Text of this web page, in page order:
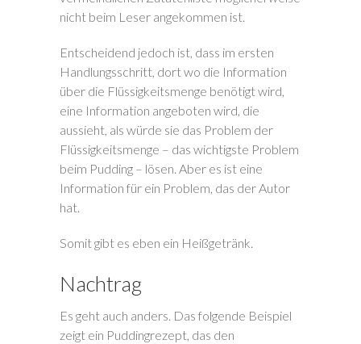
nicht beim Leser angekommen ist.
Entscheidend jedoch ist, dass im ersten
Handlungsschritt, dort wo die Information
über die Flüssigkeitsmenge benötigt wird,
eine Information angeboten wird, die
aussieht, als würde sie das Problem der
Flüssigkeitsmenge – das wichtigste Problem
beim Pudding – lösen. Aber es ist eine
Information für ein Problem, das der Autor
hat.
Somit gibt es eben ein Heißgetränk.
Nachtrag
Es geht auch anders. Das folgende Beispiel
zeigt ein Puddingrezept, das den